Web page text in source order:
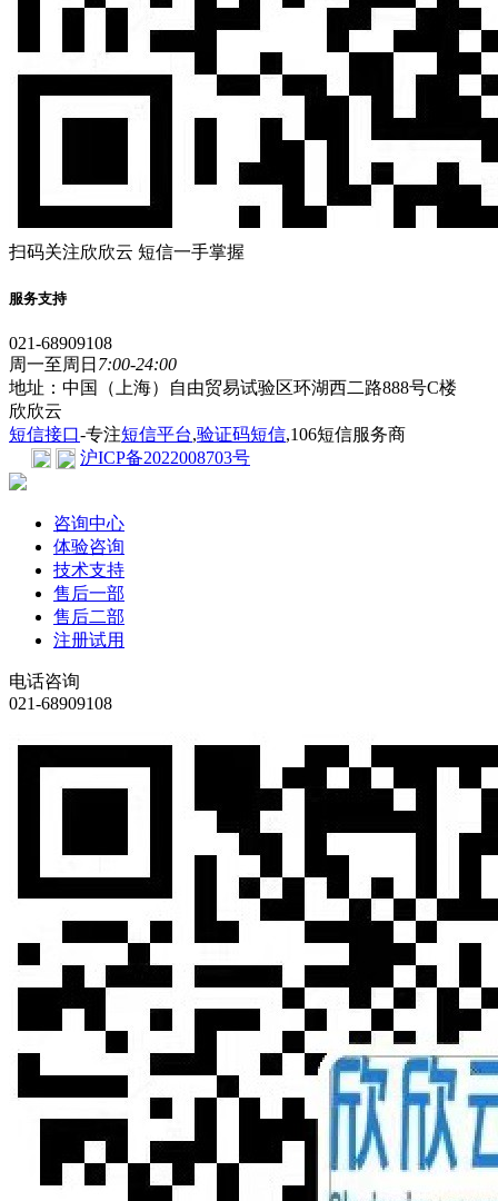
扫码关注欣欣云 短信一手掌握
服务支持
021-68909108
周一至周日 7:00-24:00
地址：中国（上海）自由贸易试验区环湖西二路888号C楼
欣欣云
短信接口-专注短信平台,验证码短信,106短信服务商
沪ICP备2022008703号
咨询中心
体验咨询
技术支持
售后一部
售后二部
注册试用
电话咨询
021-68909108